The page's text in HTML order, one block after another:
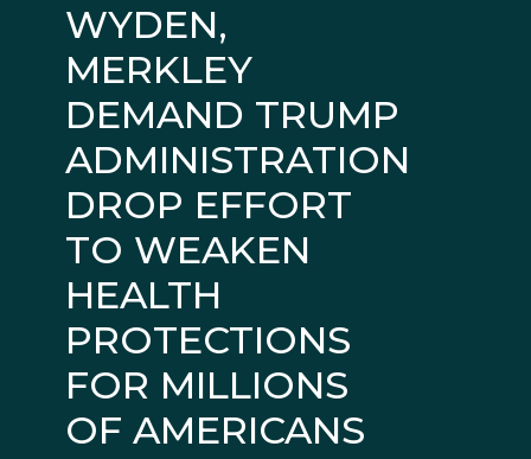
WYDEN,
MERKLEY
DEMAND TRUMP
ADMINISTRATION
DROP EFFORT
TO WEAKEN
HEALTH
PROTECTIONS
FOR MILLIONS
OF AMERICANS